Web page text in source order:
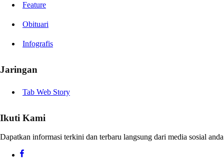
Feature
Obituari
Infografis
Jaringan
Tab Web Story
Ikuti Kami
Dapatkan informasi terkini dan terbaru langsung dari media sosial anda